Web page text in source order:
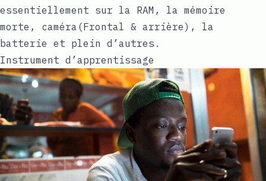
essentiellement sur la RAM, la mémoire
morte, caméra(Frontal & arrière), la
batterie et plein d’autres.
Instrument d’apprentissage